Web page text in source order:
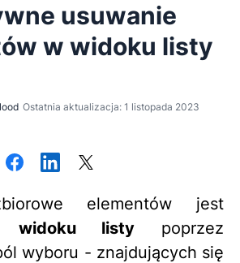
usuwanie
w widoku listy
Ostatnia aktualizacja: 1 listopada 2023
elementów jest
widoku listy poprzez
wyboru - znajdujących się